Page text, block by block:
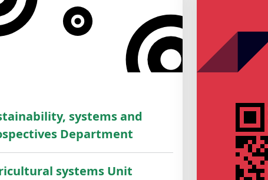
systems and
Department
systems Unit